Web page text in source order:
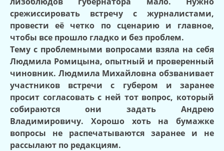
срежиссировать встречу с журналистами,
провести её четко по сценарию и главное,
чтобы все прошло гладко и без проблем.
Тему с проблемными вопросами взяла на себя
Людмила Ромицына, опытный и проверенный
чиновник. Людмила Михайловна обзванивает
участников встречи с губером и заранее
просит согласовать с ней тот вопрос, который
собираются они задать Андрею
Владимировичу. Хорошо хоть на бумажке
вопросы не распечатываются заранее и не
рассылают по редакциям.